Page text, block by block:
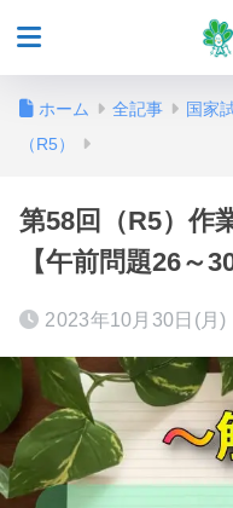
ホーム 全記事 国家
（R5）
第58回（R5）
【午前問題26～30
2023年10月30日(月)